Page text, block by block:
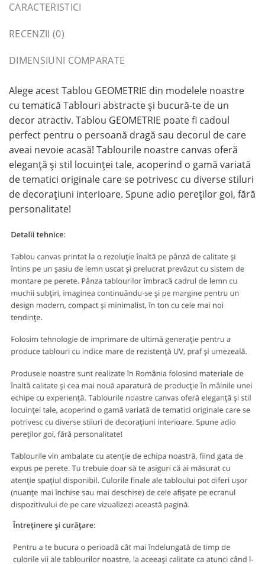
CARACTERISTICI
RECENZII (0)
DIMENSIUNI COMPARATE
Alege acest Tablou GEOMETRIE din modelele noastre
cu tematică Tablouri abstracte și bucură-te de un
decor atractiv. Tablou GEOMETRIE poate fi cadoul
perfect pentru o persoană dragă sau decorul de care
aveai nevoie acasă! Tablourile noastre canvas oferă
eleganță și stil locuinței tale, acoperind o gamă variată
de tematici originale care se potrivesc cu diverse stiluri
de decorațiuni interioare. Spune adio pereților goi, fără
personalitate!